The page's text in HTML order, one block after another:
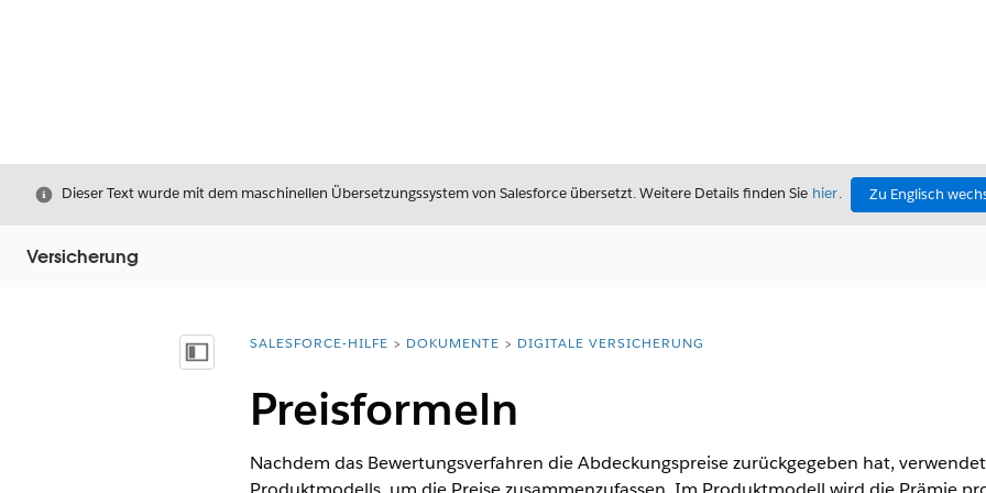
Schließen
Dieser Text wurde mit dem maschinellen Übersetzungssystem von Salesforce übersetzt. Weitere Details finden Sie hier. Zu Englisch
Versicherung
Inhalt anzeigenSie befinden sich hier:
SALESFORCE-HILFE DOKUMENTE DIGITALE VERSICHERUNG
Preisformeln
Nachdem das Bewertungsverfahren die Abdeckungspreise zurückgegeben hat, verwendet